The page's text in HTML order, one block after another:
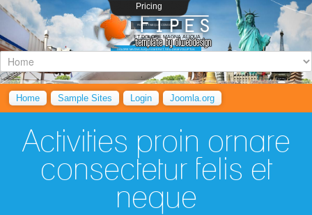
Pricing
FELIS ET NEQUE CONSEQU
LABORE ET DOLORE MAGNA ALIQUA
DOLORE MAGNA ALIQUYAM ERAT, SED DIAM VOLUPTUA
Home Sample Sites Login Joomla.org
Activities proin ornare
consectetur felis et
neque